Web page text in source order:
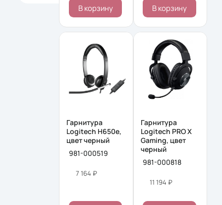
В корзину В корзину
Гарнитура
Logitech H650e,
цвет черный
981-000519
7 164 ₽
Гарнитура
Logitech PRO X
Gaming, цвет
черный
981-000818
11 194 ₽